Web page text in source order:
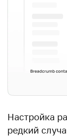
Настройка
редкий